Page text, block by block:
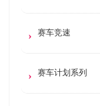
赛车竞速
赛车计划系列